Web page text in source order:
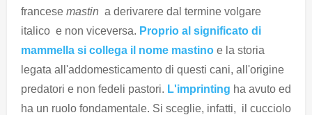
francese mastin a derivarere dal termine volgare
italico e non viceversa. Proprio al significato di
mammella si collega il nome mastino e la storia
legata all'addomesticamento di questi cani, all'origine
predatori e non fedeli pastori. L'imprinting ha avuto ed
ha un ruolo fondamentale. Si sceglie, infatti, il cucciolo